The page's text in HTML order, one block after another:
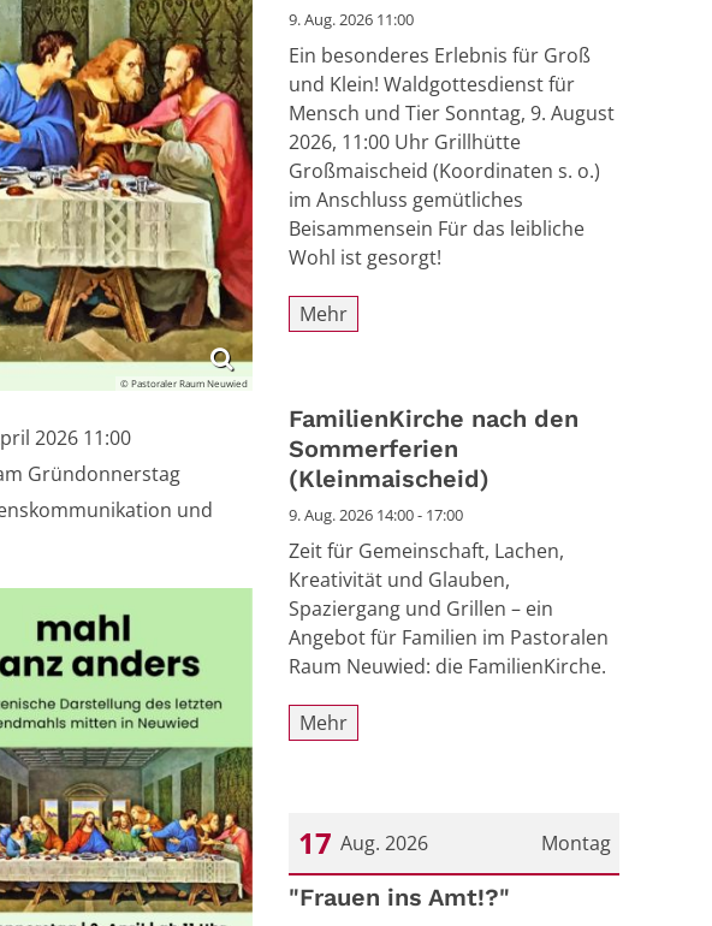
© Pastoraler Raum Neuwied
2026 11:00
Gründonnerstag
und
9. Aug. 2026 11:00
Ein besonderes Erlebnis für Groß
und Klein! Waldgottesdienst für
Mensch und Tier Sonntag, 9. August
2026, 11:00 Uhr Grillhütte
Großmaischeid (Koordinaten s. o.)
im Anschluss gemütliches
Beisammensein Für das leibliche
Wohl ist gesorgt!
Mehr
FamilienKirche nach den
Sommerferien
(Kleinmaischeid)
9. Aug. 2026 14:00 - 17:00
Zeit für Gemeinschaft, Lachen,
Kreativität und Glauben,
Spaziergang und Grillen – ein
Angebot für Familien im Pastoralen
Raum Neuwied: die FamilienKirche.
Mehr
Montag
17 Aug. 2026
Datum: 17. August 2026
"Frauen ins Amt!?"